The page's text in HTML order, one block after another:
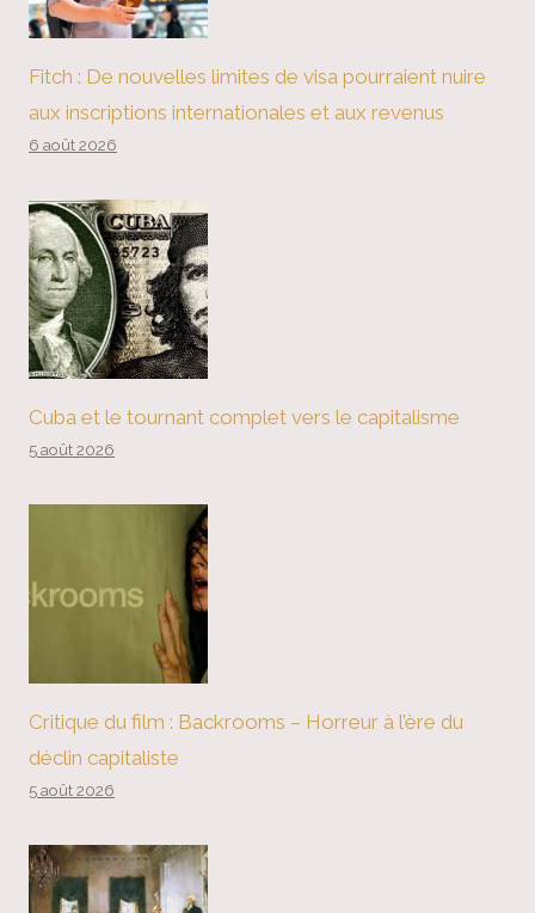
Fitch : De nouvelles limites de visa pourraient nuire
aux inscriptions internationales et aux revenus
6 août 2026
Cuba et le tournant complet vers le capitalisme
5 août 2026
Critique du film : Backrooms – Horreur à l’ère du
déclin capitaliste
5 août 2026